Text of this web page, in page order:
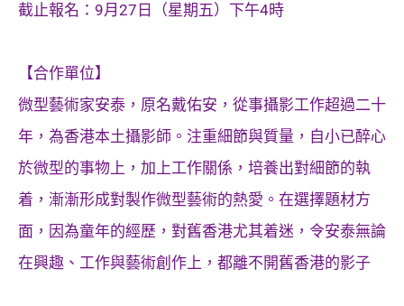
截止報名：9月27日（星期五）下午4時
【合作單位】
微型藝術家安泰，原名戴佑安，從事攝影工作超過二十
年，為香港本土攝影師。注重細節與質量，自小已醉心
於微型的事物上，加上工作關係，培養出對細節的執
着，漸漸形成對製作微型藝術的熱愛。在選擇題材方
面，因為童年的經歷，對舊香港尤其着迷，令安泰無論
在興趣、工作與藝術創作上，都離不開舊香港的影子